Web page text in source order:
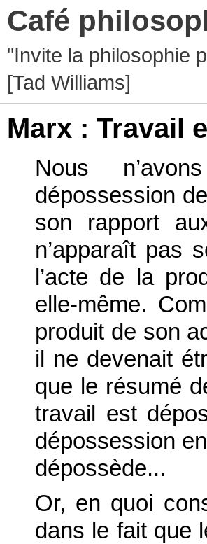
Café
"Invite la philosophie
[Tad Williams]
Marx : Travail
Nous
dépossession
son rapport
n’apparaît pas
l’acte de la
elle-même.
produit de son
il ne devenait
que le résumé
travail est
dépossession
dépossède...
Or, en quoi
dans le fait que